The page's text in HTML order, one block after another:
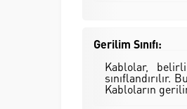
Gerilim Sınıfı:
Kablolar,
sınıflandırılır.
Kabloların